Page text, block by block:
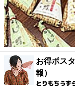
お得ポス
報）
とりもちうず